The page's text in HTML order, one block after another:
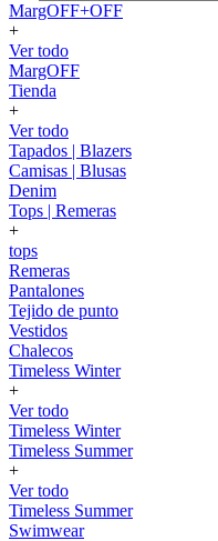
MargOFF+OFF
+
Ver todo
MargOFF
Tienda
+
Ver todo
Tapados | Blazers
Camisas | Blusas
Denim
Tops | Remeras
+
tops
Remeras
Pantalones
Tejido de punto
Vestidos
Chalecos
Timeless Winter
+
Ver todo
Timeless Winter
Timeless Summer
+
Ver todo
Timeless Summer
Swimwear